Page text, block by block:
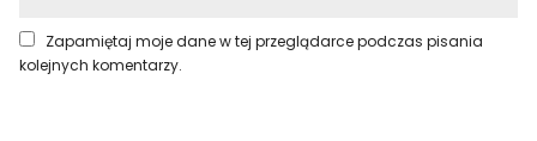
Zapamiętaj moje dane w tej przeglądarce podczas pisania
kolejnych komentarzy.